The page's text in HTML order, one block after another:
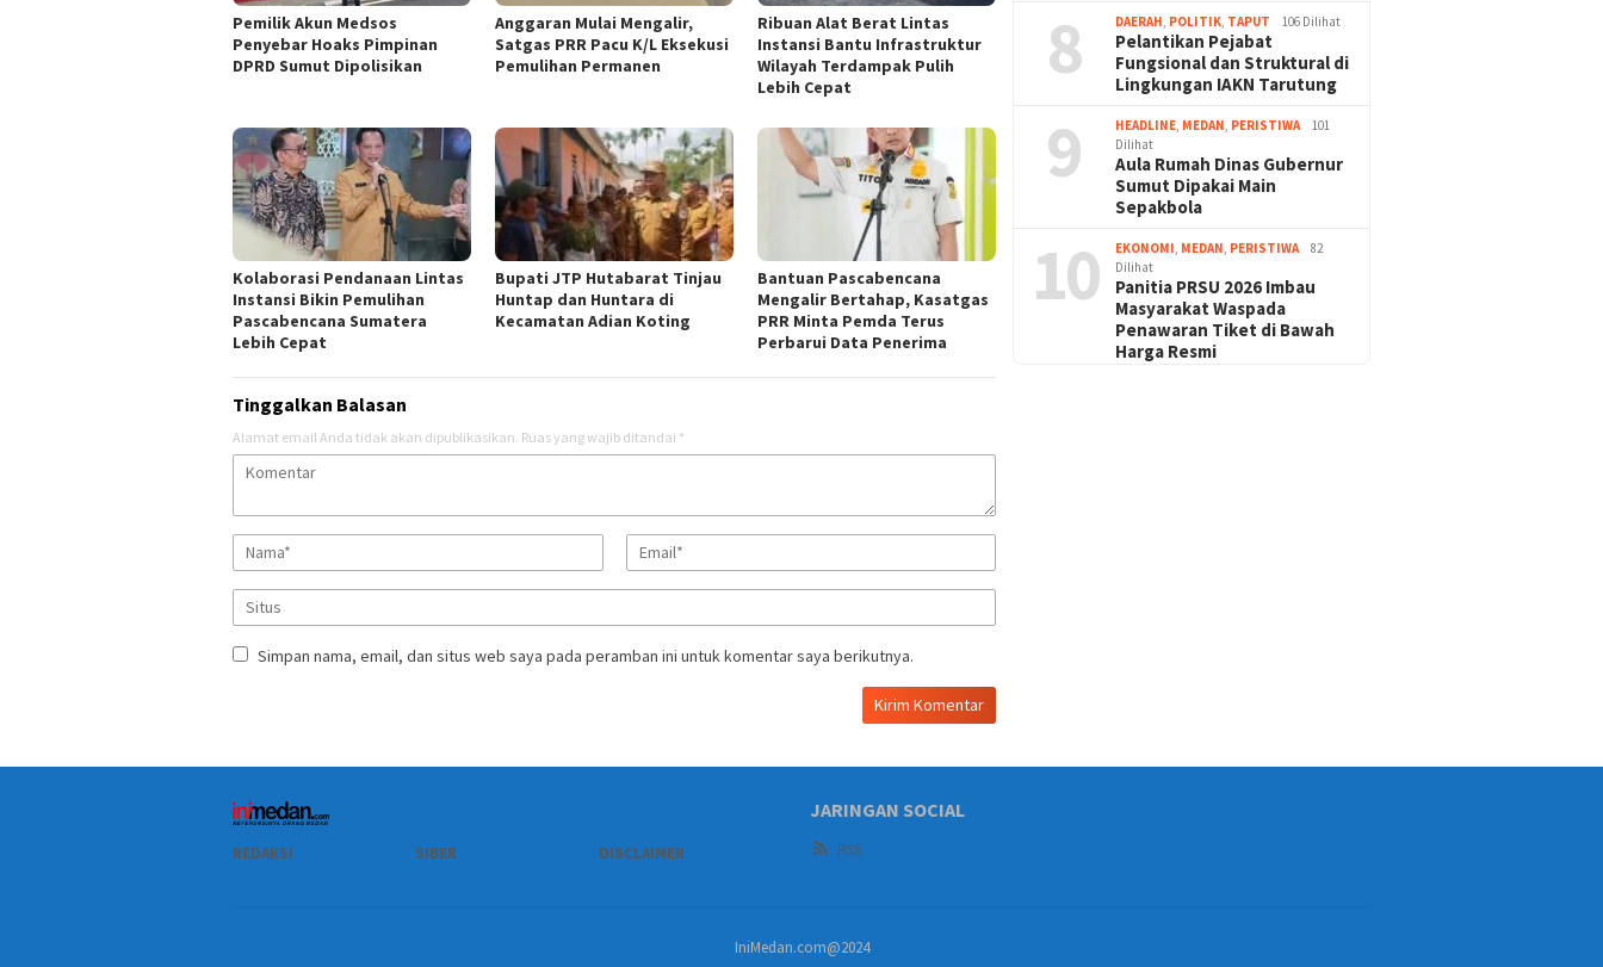
Pemilik Akun Medsos
Penyebar Hoaks Pimpinan
DPRD Sumut Dipolisikan
Anggaran Mulai Mengalir,
Satgas PRR Pacu K/L Eksekusi
Pemulihan Permanen
Ribuan Alat Berat Lintas
Instansi Bantu Infrastruktur
Wilayah Terdampak Pulih
Lebih Cepat
Kolaborasi Pendanaan Lintas
Instansi Bikin Pemulihan
Pascabencana Sumatera
Lebih Cepat
Bupati JTP Hutabarat Tinjau
Huntap dan Huntara di
Kecamatan Adian Koting
Bantuan Pascabencana
Mengalir Bertahap, Kasatgas
PRR Minta Pemda Terus
Perbarui Data Penerima
Tinggalkan Balasan
Alamat email Anda tidak akan dipublikasikan. Ruas yang wajib ditandai *
Simpan nama, email, dan situs web saya pada peramban ini untuk komentar saya berikutnya.
8 DAERAH, POLITIK, TAPUT 106 Dilihat
Pelantikan Pejabat
Fungsional dan Struktural di
Lingkungan IAKN Tarutung
9 HEADLINE, MEDAN, PERISTIWA
101
Dilihat
Aula Rumah Dinas Gubernur
Sumut Dipakai Main
Sepakbola
10 EKONOMI, MEDAN, PERISTIWA
82
Dilihat
Panitia PRSU 2026 Imbau
Masyarakat Waspada
Penawaran Tiket di Bawah
Harga Resmi
REDAKSI SIBER DISCLAIMER
JARINGAN SOCIAL
RSS
IniMedan.com@2024